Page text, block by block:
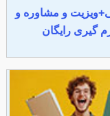
و مشاوره و
گیری رایگان